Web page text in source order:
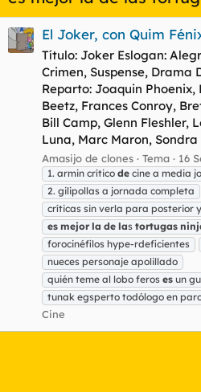
El Joker, con Quim
Título: Joker Eslogan:
Crimen, Suspense, Drama
Reparto: Joaquin Phoenix,
Beetz, Frances Conroy,
Bill Camp, Glenn Fleshler,
Luna, Marc Maron, Sondra
Amasijo de clones Tema 16
1. armin crítico de cine a media
2. gilipollas a jornada completa
críticas sin verla para posterior
es mejor la de las tortugas
forocinéfilos hype-rdeficientes
nueces personaje apolillado
quién teme al lobo feros es un
tunak egsperto todólogo en
Cine